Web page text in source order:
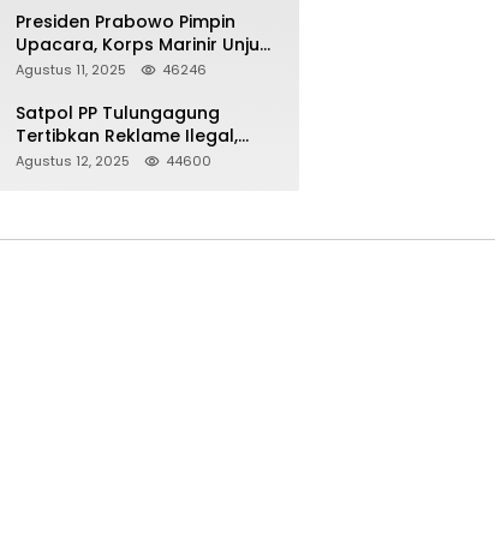
Presiden Prabowo Pimpin
Upacara, Korps Marinir Unjuk
Kekuatan dan Resmikan
Agustus 11, 2025 46246
Satpol PP Tulungagung
Tertibkan Reklame Ilegal,
Wujudkan Kota yang Rapi
Agustus 12, 2025 44600